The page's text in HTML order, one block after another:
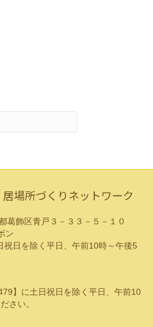
場所づくりネットワーク
葛飾区青戸３－３３－５－１０
ン
日を除く平日、午前10時～午後5
】に土日祝日を除く平日、午前10
さい。